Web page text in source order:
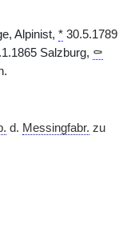
Alpinist, * 30.5.1789
Salzburg, ⚰
d. Messingfabr. zu